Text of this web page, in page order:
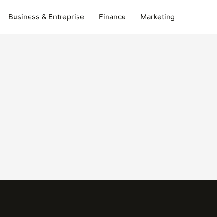
Business & Entreprise Finance Marketing